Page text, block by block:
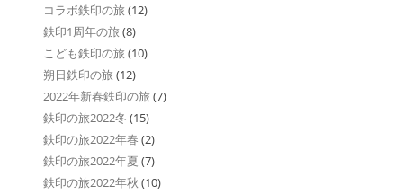
コラボ鉄印の旅 (12)
鉄印1周年の旅 (8)
こども鉄印の旅 (10)
朔日鉄印の旅 (12)
2022年新春鉄印の旅 (7)
鉄印の旅2022冬 (15)
鉄印の旅2022年春 (2)
鉄印の旅2022年夏 (7)
鉄印の旅2022年秋 (10)